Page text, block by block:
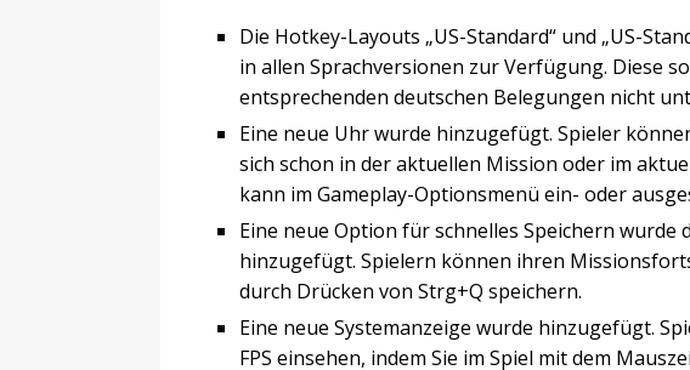
Die Hotkey-Layouts „US-Standard“ und „US-
in allen Sprachversionen zur Verfügung. Diese
entsprechenden deutschen Belegungen nicht
Eine neue Uhr wurde hinzugefügt. Spieler
sich schon in der aktuellen Mission oder im
kann im Gameplay-Optionsmenü ein- oder
Eine neue Option für schnelles Speichern wurde
hinzugefügt. Spielern können ihren
durch Drücken von Strg+Q speichern.
Eine neue Systemanzeige wurde hinzugefügt.
FPS einsehen, indem Sie im Spiel mit dem